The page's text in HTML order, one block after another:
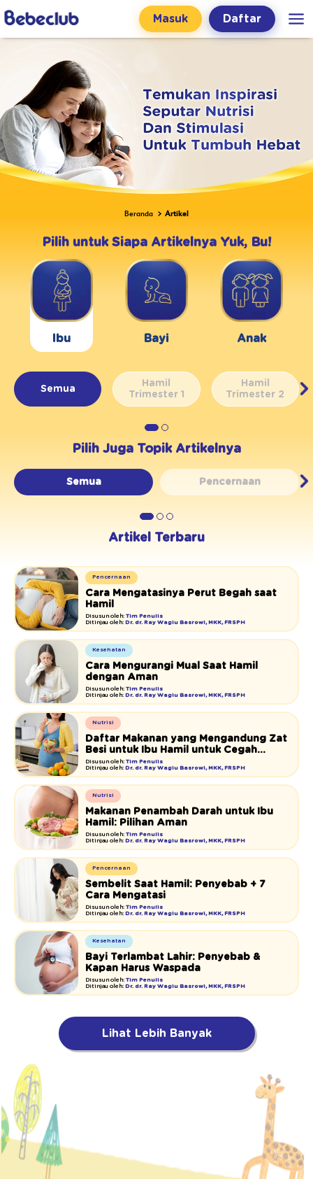
Masuk Daftar
Beranda Artikel
Pilih untuk Siapa Artikelnya Yuk, Bu!
Ibu Bayi Anak
Semua
Hamil
Trimester 1
Hamil
Trimester 2
Pilih Juga Topik Artikelnya
Semua Pencernaan
Artikel Terbaru
Pencernaan
Cara Mengatasinya Perut Begah saat
Hamil
Disusun oleh: Tim Penulis
Ditinjau oleh: Dr. dr. Ray Wagiu Basrowi, MKK, FRSPH
Kesehatan
Cara Mengurangi Mual Saat Hamil
dengan Aman
Disusun oleh: Tim Penulis
Ditinjau oleh: Dr. dr. Ray Wagiu Basrowi, MKK, FRSPH
Nutrisi
Daftar Makanan yang Mengandung Zat
Besi untuk Ibu Hamil untuk Cegah
Anemia
Disusun oleh: Tim Penulis
Ditinjau oleh: Dr. dr. Ray Wagiu Basrowi, MKK, FRSPH
Nutrisi
Makanan Penambah Darah untuk Ibu
Hamil: Pilihan Aman
Disusun oleh: Tim Penulis
Ditinjau oleh: Dr. dr. Ray Wagiu Basrowi, MKK, FRSPH
Pencernaan
Sembelit Saat Hamil: Penyebab + 7
Cara Mengatasi
Disusun oleh: Tim Penulis
Ditinjau oleh: Dr. dr. Ray Wagiu Basrowi, MKK, FRSPH
Kesehatan
Bayi Terlambat Lahir: Penyebab &
Kapan Harus Waspada
Disusun oleh: Tim Penulis
Ditinjau oleh: Dr. dr. Ray Wagiu Basrowi, MKK, FRSPH
Lihat Lebih Banyak